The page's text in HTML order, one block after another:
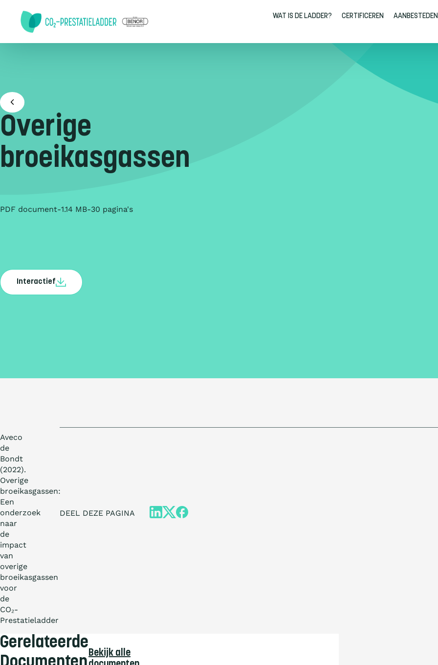
WAT IS DE LADDER? CERTIFICEREN AANBESTEDEN
Overige
broeikasgassen
PDF document 1.14 MB 30 pagina's
Interactief
Aveco
de
Bondt
(2022).
Overige
broeikasgassen:
Een
onderzoek
naar
de
impact
van
overige
broeikasgassen
voor
de
CO₂-
Prestatieladder
DEEL DEZE PAGINA
Gerelateerde
Bekijk alle